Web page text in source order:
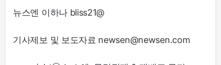
뉴스엔 이하나 bliss21@
기사제보 및 보도자료 newsen@newsen.com